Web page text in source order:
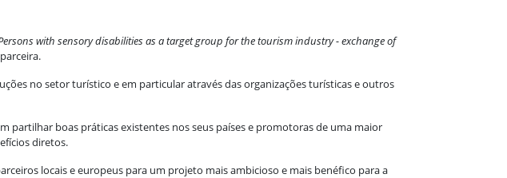
with sensory disabilities as a target group for the tourism industry - exchange of
no setor turístico e em particular através das organizações turísticas e outros
partilhar boas práticas existentes nos seus países e promotoras de uma maior
diretos.
locais e europeus para um projeto mais ambicioso e mais benéfico para a